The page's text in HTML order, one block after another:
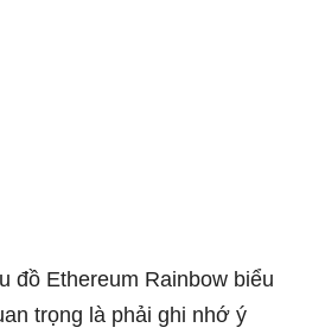
đồ Ethereum Rainbow biểu
trọng là phải ghi nhớ ý